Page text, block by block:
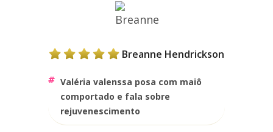
Breanne Hendrickson
valéria valenssa posa com maiô
comportado e fala sobre
rejuvenescimento